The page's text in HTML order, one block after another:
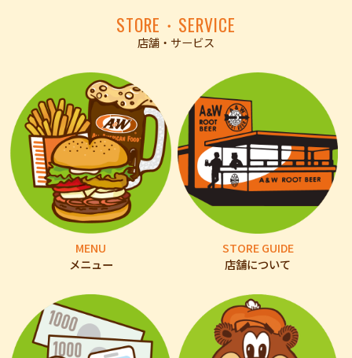
STORE・SERVICE
店舗・サービス
MENU
メニュー
STORE GUIDE
店舗について